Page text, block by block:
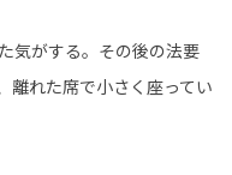
気がする。その後の法要
離れた席で小さく座ってい